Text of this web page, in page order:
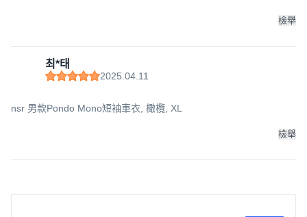
檢舉
최*태
2025.04.11
nsr 男款Pondo Mono短袖車衣, 橄欖, XL
檢舉